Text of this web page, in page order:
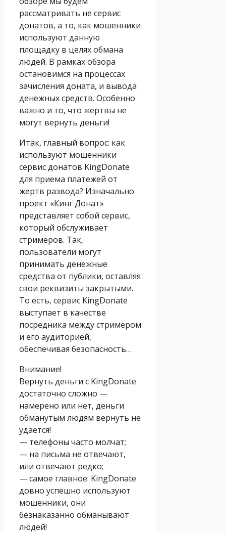
рассматривать не сервис
донатов, а то, как мошенники
используют данную
площадку в целях обмана
людей. В рамках обзора
остановимся на процессах
зачисления доната, и вывода
денежных средств. Особенно
важно и то, что жертвы не
могут вернуть деньги!
Итак, главный вопрос: как
используют мошенники
сервис донатов KingDonate
для приема платежей от
жертв развода? Изначально
проект «Кинг Донат»
представляет собой сервис,
который обслуживает
стримеров. Так,
пользователи могут
принимать денежные
средства от публики, оставляя
свои реквизиты закрытыми.
То есть, сервис KingDonate
выступает в качестве
посредника между стримером
и его аудиторией,
обеспечивая безопасность…
Внимание!
Вернуть деньги с KingDonate
достаточно сложно —
намерено или нет, деньги
обманутым людям вернуть не
удается!
— телефоны часто молчат;
— на письма не отвечают,
или отвечают редко;
— самое главное: KingDonate
довно успешно используют
мошенники, они
безнаказанно обманывают
людей!